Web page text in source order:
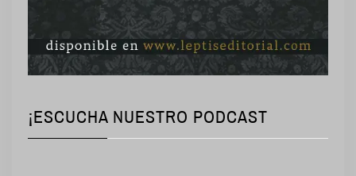
¡ESCUCHA NUESTRO PODCAST